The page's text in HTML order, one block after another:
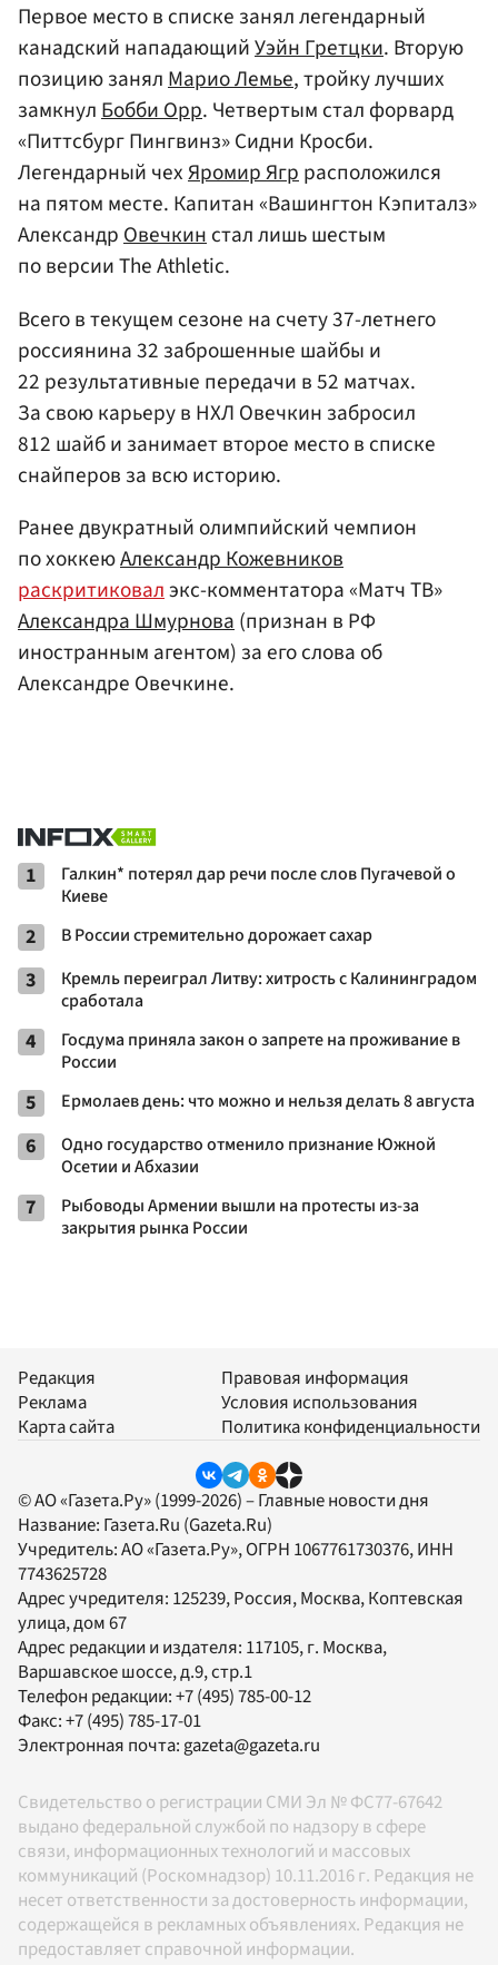
Первое место в списке занял легендарный
канадский нападающийУэйн Гретцки. Вторую
позицию занялМарио Лемье, тройку лучших
замкнулБобби Орр. Четвертым стал форвард
«Питтсбург Пингвинз» Сидни Кросби.
Легендарный чехЯромир Ягррасположился
на пятом месте. Капитан «Вашингтон Кэпиталз»
АлександрОвечкинстал лишь шестым
по версии The Athletic.
Всего в текущем сезоне на счету 37-летнего
россиянина 32 заброшенные шайбы и
22 результативные передачи в 52 матчах.
За свою карьеру в НХЛ Овечкин забросил
812 шайб и занимает второе место в списке
снайперов за всю историю.
Ранее двукратный олимпийский чемпион
по хоккеюАлександр Кожевников
раскритиковалэкс-комментатора «Матч ТВ»
Александра Шмурнова(признан в РФ
иностранным агентом) за его слова об
Александре Овечкине.
1
Галкин* потерял дар речи после слов Пугачевой о
Киеве
2 В России стремительно дорожает сахар
3
Кремль переиграл Литву: хитрость с Калининградом
сработала
4
Госдума приняла закон о запрете на проживание в
России
5 Ермолаев день: что можно и нельзя делать 8 августа
6
Одно государство отменило признание Южной
Осетии и Абхазии
7
Рыбоводы Армении вышли на протесты из-за
закрытия рынка России
Редакция
Реклама
Карта сайта
Правовая информация
Условия использования
Политика конфиденциальности
© АО «Газета.Ру» (1999-2026) – Главные новости дня
Название: Газета.Ru (Gazeta.Ru)
Учредитель:АО «Газета.Ру», ОГРН 1067761730376, ИНН
7743625728
Адрес учредителя: 125239, Россия, Москва, Коптевская
улица, дом 67
Адрес редакции и издателя: 117105, г. Москва,
Варшавское шоссе, д.9, стр.1
Телефон редакции:+7 (495) 785-00-12
Факс:+7 (495) 785-17-01
Электронная почта:gazeta@gazeta.ru
Свидетельство о регистрации СМИ Эл № ФС77-67642
выдано федеральной службой по надзору в сфере
связи, информационных технологий и массовых
коммуникаций (Роскомнадзор) 10.11.2016 г. Редакция не
несет ответственности за достоверность информации,
содержащейся в рекламных объявлениях. Редакция не
предоставляет справочной информации.